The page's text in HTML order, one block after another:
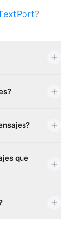
?
que